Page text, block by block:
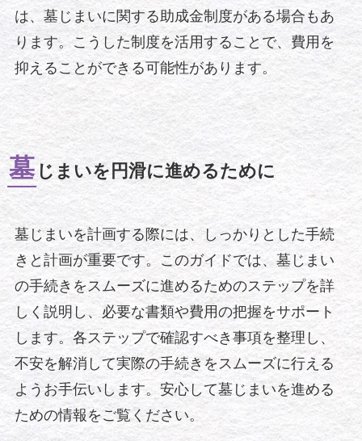
は、墓じまいに関する助成金制度がある場合もあ
ります。こうした制度を活用することで、費用を
抑えることができる可能性があります。
墓じまいを円滑に進めるために
墓じまいを計画する際には、しっかりとした手続
きと計画が重要です。このガイドでは、墓じまい
の手続きをスムーズに進めるためのステップを詳
しく説明し、必要な書類や費用の把握をサポート
します。各ステップで確認すべき事項を整理し、
不安を解消して実際の手続きをスムーズに行える
ようお手伝いします。安心して墓じまいを進める
ための情報をご覧ください。